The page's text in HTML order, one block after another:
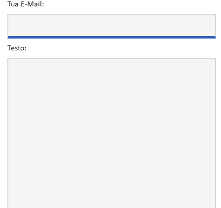
Tua E-Mail:
Testo: